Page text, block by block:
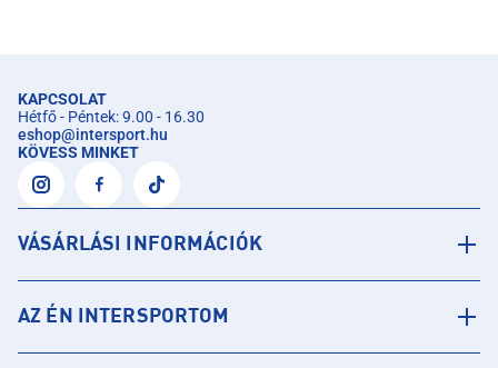
KAPCSOLAT
Hétfő - Péntek: 9.00 - 16.30
eshop@intersport.hu
KÖVESS MINKET
VÁSÁRLÁSI INFORMÁCIÓK
AZ ÉN INTERSPORTOM